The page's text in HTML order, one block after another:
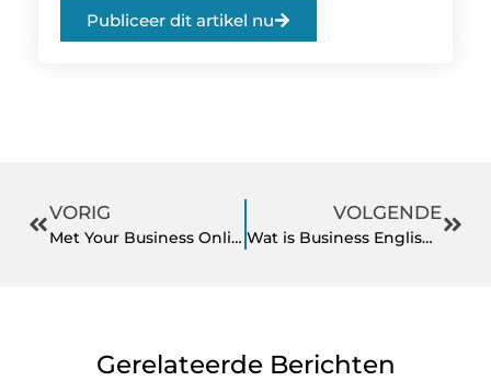
Publiceer dit artikel nu
VORIG
Met Your Business Online ga je een rooskleurige toekomst tegemoet
VOLGENDE
Wat is Business English of zakelijk Engels
Gerelateerde Berichten